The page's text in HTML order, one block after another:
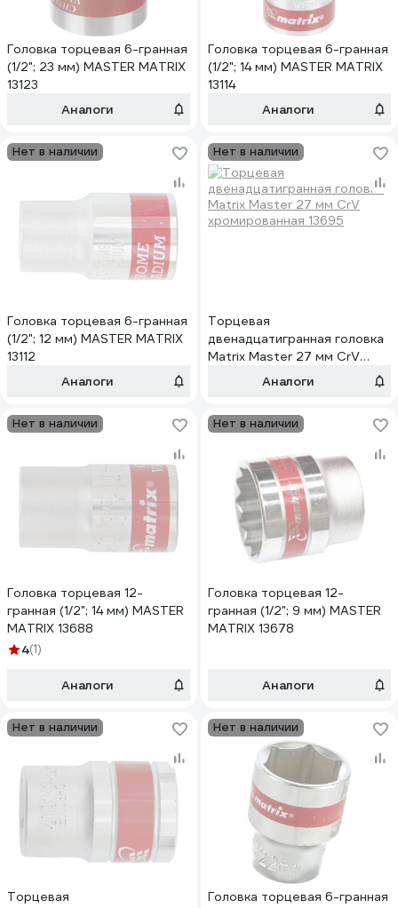
Головка торцевая 6-гранная
(1/2"; 23 мм) MASTER MATRIX
13123
Аналоги
Головка торцевая 6-гранная
(1/2"; 14 мм) MASTER MATRIX
13114
Аналоги
Нет в наличии
Головка торцевая 6-гранная
(1/2"; 12 мм) MASTER MATRIX
13112
Аналоги
Нет в наличии
Торцевая
двенадцатигранная головка
Matrix Master 27 мм CrV
хромированная 13695
Аналоги
Нет в наличии
Головка торцевая 12-
гранная (1/2"; 14 мм) MASTER
MATRIX 13688
4(1)
Аналоги
Нет в наличии
Головка торцевая 12-
гранная (1/2"; 9 мм) MASTER
MATRIX 13678
Аналоги
Нет в наличии
Торцевая
Нет в наличии
Головка торцевая 6-гранная